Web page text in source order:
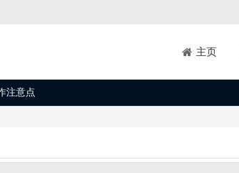
主页
注意点